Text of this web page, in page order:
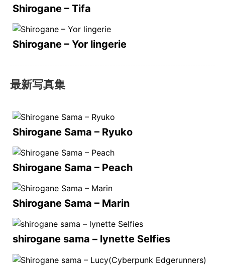
Shirogane – Tifa
Shirogane – Yor lingerie
最新写真集
Shirogane Sama – Ryuko
Shirogane Sama – Peach
Shirogane Sama – Marin
shirogane sama – lynette Selfies